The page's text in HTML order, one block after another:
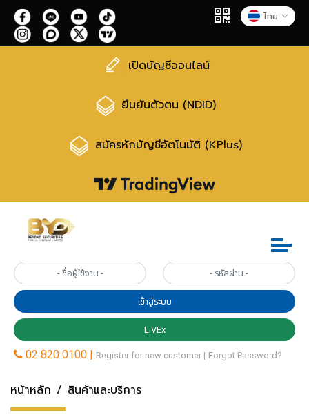
ไทย
เปิดบัญชีออนไลน์
ยืนยันตัวตน (NDID)
สมัครหักบัญชีอัตโนมัติ (KPlus)
หน้าหลัก สินค้าและบริการ